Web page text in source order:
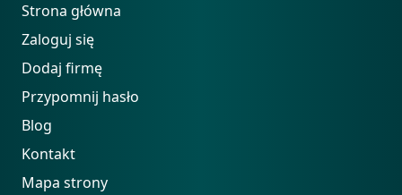
Strona główna
Zaloguj się
Dodaj firmę
Przypomnij hasło
Blog
Kontakt
Mapa strony